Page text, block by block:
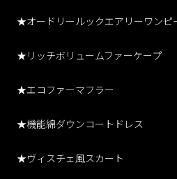
★オードリールックエアリーワンピ
★リッチボリュームファーケープ
★エコファーマフラー
★機能綿ダウンコートドレス
★ヴィスチェ風スカート